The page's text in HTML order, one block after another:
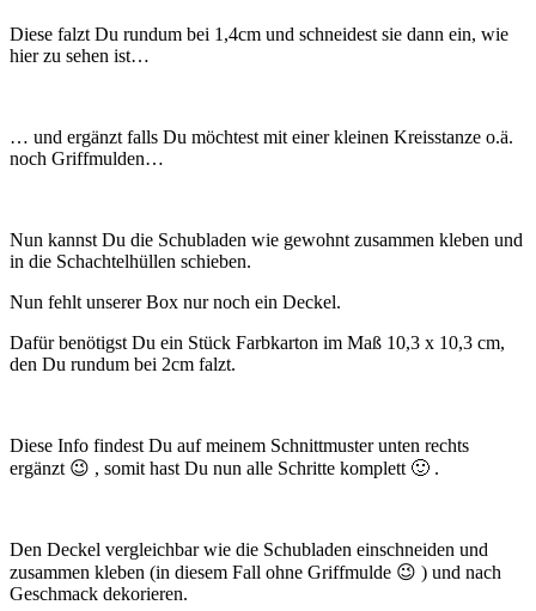
Diese falzt Du rundum bei 1,4cm und schneidest sie dann ein, wie
hier zu sehen ist…
… und ergänzt falls Du möchtest mit einer kleinen Kreisstanze o.ä.
noch Griffmulden…
Nun kannst Du die Schubladen wie gewohnt zusammen kleben und
in die Schachtelhüllen schieben.
Nun fehlt unserer Box nur noch ein Deckel.
Dafür benötigst Du ein Stück Farbkarton im Maß 10,3 x 10,3 cm,
den Du rundum bei 2cm falzt.
Diese Info findest Du auf meinem Schnittmuster unten rechts
ergänzt 😉 , somit hast Du nun alle Schritte komplett 🙂 .
Den Deckel vergleichbar wie die Schubladen einschneiden und
zusammen kleben (in diesem Fall ohne Griffmulde 😉 ) und nach
Geschmack dekorieren.